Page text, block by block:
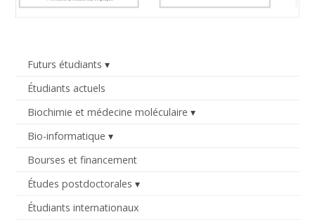
Futurs étudiants
Étudiants actuels
Biochimie et médecine moléculaire
Bio-informatique
Bourses et financement
Études postdoctorales
Étudiants internationaux